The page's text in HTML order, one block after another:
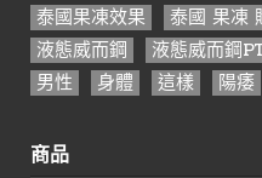
泰國果凍效果
泰國 果凍
液態威而鋼
液態威而鋼
男性
身體 這樣 陽痿
商品